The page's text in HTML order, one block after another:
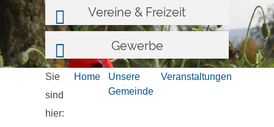
Vereine & Freizeit
Gewerbe
Sie
sind
hier:
Home
Unsere
Gemeinde
Veranstaltungen